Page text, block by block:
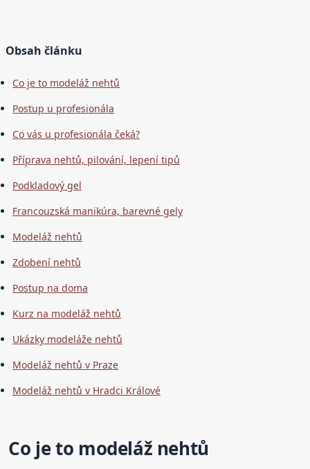
Obsah článku
Co je to modeláž nehtů
Postup u profesionála
Co vás u profesionála čeká?
Příprava nehtů, pilování, lepení tipů
Podkladový gel
Francouzská manikúra, barevné gely
Modeláž nehtů
Zdobení nehtů
Postup na doma
Kurz na modeláž nehtů
Ukázky modeláže nehtů
Modeláž nehtů v Praze
Modeláž nehtů v Hradci Králové
Co je to modeláž nehtů